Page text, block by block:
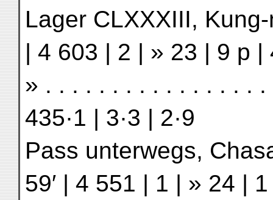
Lager CLXXXIII, Kung-
| 4 603 | 2 | » 23 | 9 p |
» . . . . . . . . . . . . . . . .
435·1 | 3·3 | 2·9
Pass unterwegs,
59′ | 4 551 | 1 | » 24 |